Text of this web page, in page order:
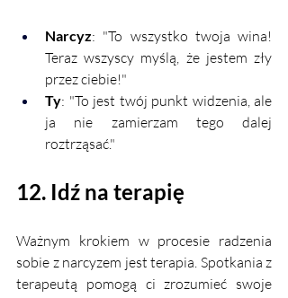
Narcyz: "To wszystko twoja wina!
Teraz wszyscy myślą, że jestem zły
przez ciebie!"
Ty: "To jest twój punkt widzenia, ale
ja nie zamierzam tego dalej
roztrząsać."
12. Idź na terapię
Ważnym krokiem w procesie radzenia
sobie z narcyzem jest terapia. Spotkania z
terapeutą pomogą ci zrozumieć swoje